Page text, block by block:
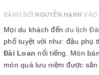
ĐĂNG BỞI NGUYỄN HẠNH VÀO
Mọi du khách đếndu lịch
phố tuyệt vời như: đậu phụ
Đài Loan nổi tiếng. Món
món quà lưu niệm được